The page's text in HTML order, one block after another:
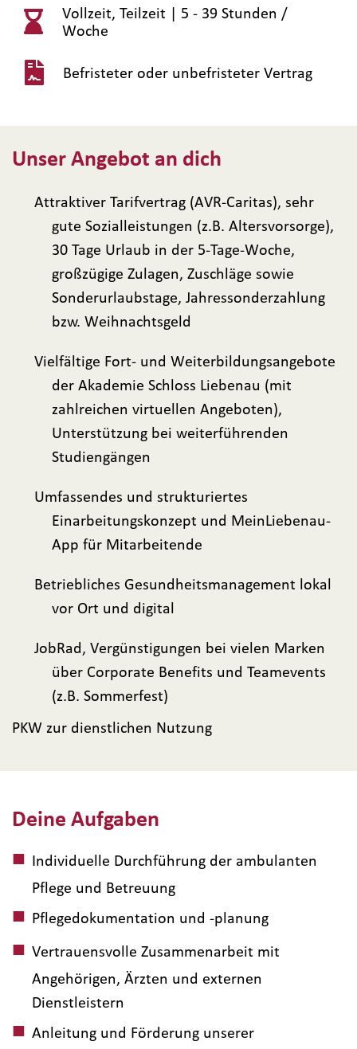
Vollzeit, Teilzeit | 5 - 39 Stunden /
Woche
Befristeter oder unbefristeter Vertrag
Deine Aufgaben
Individuelle Durchführung der ambulanten
Pflege und Betreuung
Pflegedokumentation und -planung
Vertrauensvolle Zusammenarbeit mit
Angehörigen, Ärzten und externen
Dienstleistern
Anleitung und Förderung unserer
Unser Angebot an dich
Attraktiver Tarifvertrag (AVR-Caritas), sehr
gute Sozialleistungen (z.B. Altersvorsorge),
30 Tage Urlaub in der 5-Tage-Woche,
großzügige Zulagen, Zuschläge sowie
Sonderurlaubstage, Jahressonderzahlung
bzw. Weihnachtsgeld
Vielfältige Fort- und Weiterbildungsangebote
der Akademie Schloss Liebenau (mit
zahlreichen virtuellen Angeboten),
Unterstützung bei weiterführenden
Studiengängen
Umfassendes und strukturiertes
Einarbeitungskonzept und MeinLiebenau-
App für Mitarbeitende
Betriebliches Gesundheitsmanagement lokal
vor Ort und digital
JobRad, Vergünstigungen bei vielen Marken
über Corporate Benefits und Teamevents
(z.B. Sommerfest)
PKW zur dienstlichen Nutzung